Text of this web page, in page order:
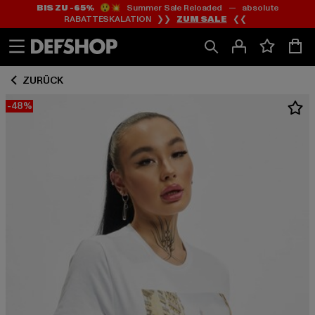
Zum
Inhalt
springen
Zum
Fußzeile
springen
BIS ZU -65%😲💥 Summer Sale Reloaded — absolute
RABATTESKALATION ❯❯ ZUM SALE ❮❮
ZURÜCK
-48%